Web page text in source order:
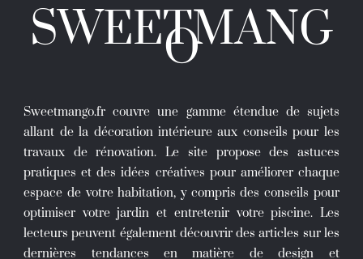
SWEETMANG
O
Sweetmango.fr couvre une gamme étendue de sujets
allant de la décoration intérieure aux conseils pour les
travaux de rénovation. Le site propose des astuces
pratiques et des idées créatives pour améliorer chaque
espace de votre habitation, y compris des conseils pour
optimiser votre jardin et entretenir votre piscine. Les
lecteurs peuvent également découvrir des articles sur les
dernières tendances en matière de design et